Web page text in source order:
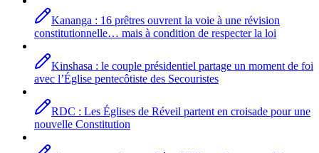
Kananga : 16 prêtres ouvrent la voie à une révision
constitutionnelle… mais à condition de respecter la loi
Kinshasa : le couple présidentiel partage un moment de foi
avec l’Église pentecôtiste des Secouristes
RDC : Les Églises de Réveil partent en croisade pour une
nouvelle Constitution